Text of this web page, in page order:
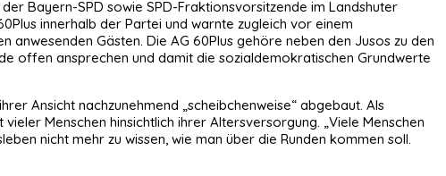
Bayern-SPD sowie SPD-Fraktionsvorsitzende im Landshuter
innerhalb der Partei und warnte zugleich vor einem
Gästen. Die AG 60Plus gehöre neben den Jusos zu den
offen ansprechen und damit die sozialdemokratischen Grundwerte
Ansicht nachzunehmend „scheibchenweise“ abgebaut. Als
Menschen hinsichtlich ihrer Altersversorgung. „Viele Menschen
nicht mehr zu wissen, wie man über die Runden kommen soll.